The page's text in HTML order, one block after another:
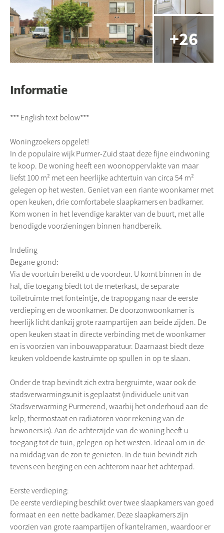
Informatie
*** English text below***
Woningzoekers opgelet!
In de populaire wijk Purmer-Zuid staat deze fijne eindwoning
te koop. De woning heeft een woonoppervlakte van maar
liefst 100 m² met een heerlijke achtertuin van circa 54 m²
gelegen op het westen. Geniet van een riante woonkamer met
open keuken, drie comfortabele slaapkamers en badkamer.
Kom wonen in het levendige karakter van de buurt, met alle
benodigde voorzieningen binnen handbereik.
Indeling
Begane grond:
Via de voortuin bereikt u de voordeur. U komt binnen in de
hal, die toegang biedt tot de meterkast, de separate
toiletruimte met fonteintje, de trapopgang naar de eerste
verdieping en de woonkamer. De doorzonwoonkamer is
heerlijk licht dankzij grote raampartijen aan beide zijden. De
open keuken staat in directe verbinding met de woonkamer
en is voorzien van inbouwapparatuur. Daarnaast biedt deze
keuken voldoende kastruimte op spullen in op te slaan.
Onder de trap bevindt zich extra bergruimte, waar ook de
stadsverwarmingsunit is geplaatst (individuele unit van
Stadsverwarming Purmerend, waarbij het onderhoud aan de
kelp, thermostaat en radiatoren voor rekening van de
bewoners is). Aan de achterzijde van de woning heeft u
toegang tot de tuin, gelegen op het westen. Ideaal om in de
na middag van de zon te genieten. In de tuin bevindt zich
tevens een berging en een achterom naar het achterpad.
Eerste verdieping:
De eerste verdieping beschikt over twee slaapkamers van goed
formaat en een nette badkamer. Deze slaapkamers zijn
voorzien van grote raampartijen of kantelramen, waardoor er